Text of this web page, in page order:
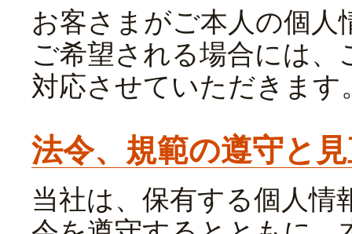
お客さまがご本人の個人
ご希望される場合には
対応させていただきます
法令、規範の遵守と
当社は、保有する個人情